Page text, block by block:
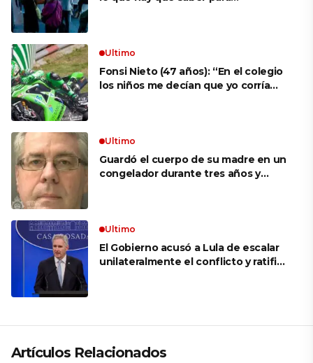
Ultimo
Fonsi Nieto (47 años): “En el colegio
los niños me decían que yo corría
Ultimo
Guardó el cuerpo de su madre en un
congelador durante tres años y
Ultimo
El Gobierno acusó a Lula de escalar
unilateralmente el conflicto y ratificó
Artículos Relacionados